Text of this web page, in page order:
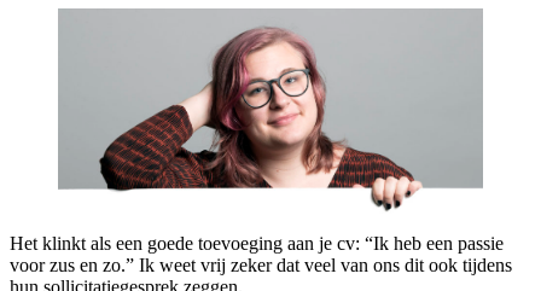
Het klinkt als een goede toevoeging aan je cv: “Ik heb een passie
voor zus en zo.” Ik weet vrij zeker dat veel van ons dit ook tijdens